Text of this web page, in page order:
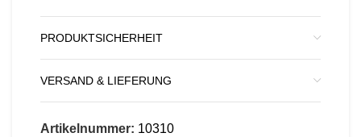
PRODUKTSICHERHEIT
VERSAND & LIEFERUNG
Artikelnummer: 10310